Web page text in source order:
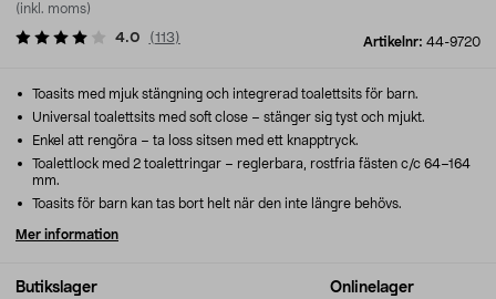
(inkl. moms)
Artikelnr: 44-9720
4.0 (113)
Butikslager Onlinelager
Toasits med mjuk stängning och integrerad toalettsits för barn.
Universal toalettsits med soft close – stänger sig tyst och mjukt.
Enkel att rengöra – ta loss sitsen med ett knapptryck.
Toalettlock med 2 toalettringar – reglerbara, rostfria fästen c/c 64–164
mm.
Toasits för barn kan tas bort helt när den inte längre behövs.
Mer information